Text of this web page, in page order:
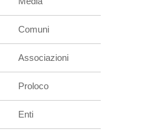
Comuni
Associazioni
Proloco
Enti